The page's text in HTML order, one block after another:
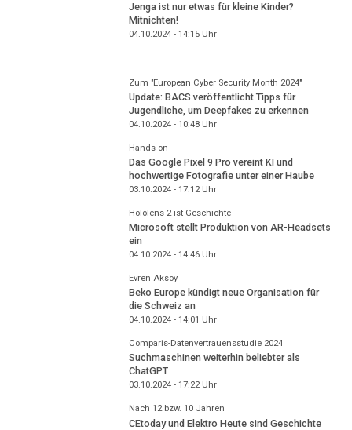
Jenga ist nur etwas für kleine Kinder?
Mitnichten!
04.10.2024 - 14:15Uhr
Zum "European Cyber Security Month 2024"
Update: BACS veröffentlicht Tipps für
Jugendliche, um Deepfakes zu erkennen
04.10.2024 - 10:48Uhr
Hands-on
Das Google Pixel 9 Pro vereint KI und
hochwertige Fotografie unter einer Haube
03.10.2024 - 17:12Uhr
Hololens 2 ist Geschichte
Microsoft stellt Produktion von AR-Headsets
ein
04.10.2024 - 14:46Uhr
Evren Aksoy
Beko Europe kündigt neue Organisation für
die Schweiz an
04.10.2024 - 14:01 Uhr
Comparis-Datenvertrauensstudie 2024
Suchmaschinen weiterhin beliebter als
ChatGPT
03.10.2024 - 17:22Uhr
Nach 12 bzw. 10 Jahren
CEtoday und Elektro Heute sind Geschichte